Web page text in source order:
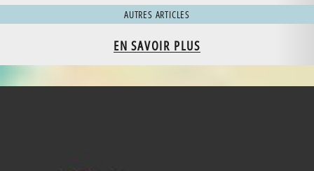
AUTRES ARTICLES
EN SAVOIR PLUS